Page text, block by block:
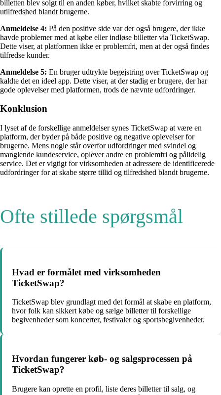
billetten blev solgt til en anden køber, hvilket skabte forvirring og
utilfredshed blandt brugerne.
Anmeldelse 4: På den positive side var der også brugere, der ikke
havde problemer med at købe eller indløse billetter via TicketSwap.
Dette viser, at platformen ikke er problemfri, men at der også findes
tilfredse kunder.
Anmeldelse 5: En bruger udtrykte begejstring over TicketSwap og
kaldte det en ideel app. Dette viser, at der stadig er brugere, der har
gode oplevelser med platformen, trods de nævnte udfordringer.
Konklusion
I lyset af de forskellige anmeldelser synes TicketSwap at være en
platform, der byder på både positive og negative oplevelser for
brugerne. Mens nogle står overfor udfordringer med svindel og
manglende kundeservice, oplever andre en problemfri og pålidelig
service. Det er vigtigt for virksomheden at adressere de identificerede
udfordringer for at skabe større tillid og tilfredshed blandt brugerne.
Ofte stillede spørgsmål
Hvad er formålet med virksomheden
TicketSwap?
TicketSwap blev grundlagt med det formål at skabe en platform,
hvor folk kan sikkert købe og sælge billetter til forskellige
begivenheder som koncerter, festivaler og sportsbegivenheder.
Hvordan fungerer køb- og salgsprocessen på
TicketSwap?
Brugere kan oprette en profil, liste deres billetter til salg, og